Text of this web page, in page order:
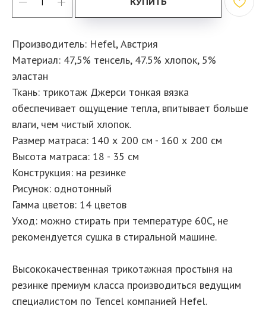
Производитель: Hefel, Австрия
Материал: 47,5% тенсель, 47.5% хлопок, 5%
эластан
Ткань: трикотаж Джерси тонкая вязка
обеспечивает ощущение тепла, впитывает больше
влаги, чем чистый хлопок.
Размер матраса: 140 х 200 см - 160 х 200 см
Высота матраса: 18 - 35 см
Конструкция: на резинке
Рисунок: однотонный
Гамма цветов: 14 цветов
Уход: можно стирать при температуре 60С, не
рекомендуется сушка в стиральной машине.
Высококачественная трикотажная простыня на
резинке премиум класса производиться ведущим
специалистом по Tencel компанией Hefel.